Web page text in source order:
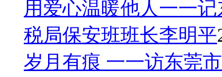
地保安服务公司的 服务状况以及市场需求等都要经过 长时
开展，有时谈好一个派驻 合同，苦于招不到人而穷于应付；
障、人员管理等费用支出方面，与本地业务相比会有所增加
拓展异地保安人防市场，利弊共存，但优势更为明显，这给
异地保安人防业务所遇到的问题会逐步得以解决。
用爱心温暖他人一一
税局保安班班长李明平
岁月有痕 一一访东莞